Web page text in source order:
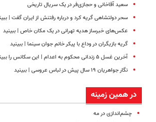
سعید آقاخانی و حجازی‌فر در یک سریال تاریخی
سحر دولتشاهی گریه کرد و درباره رفتنش از ایران گفت |
عکس‌های خبرساز هدیه تهرانی در یک مکان خاص | ببینید
گریه بازیگران در وداع با پیکر خانم جوان سینما | ببینید
آخرین غسل ۵ زندانی محکوم به اعدام | این سکانس را ببینید
نگار جواهریان ۱۹ سال پیش در لباس عروسی | ببینید
در همین زمینه
چشم‌اندازی در مه